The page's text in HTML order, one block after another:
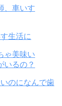
生活に
のになんで歯